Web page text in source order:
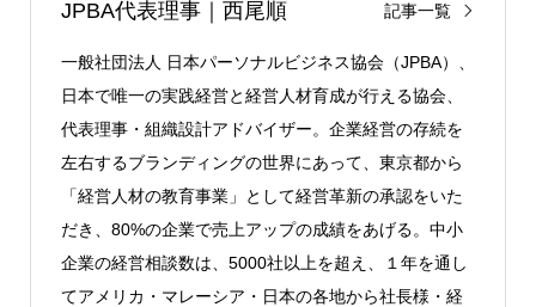
JPBA代表理事｜西尾順 記事一覧
一般社団法人 日本パーソナルビジネス協会（JPBA）、
日本で唯一の実践経営と経営人材育成が行える協会、
代表理事・組織設計アドバイザー。企業経営の存続を
左右するブランディングの世界にあって、東京都から
「経営人材の教育事業」として経営革新の承認をいた
だき、80%の企業で売上アップの成績をあげる。中小
企業の経営相談数は、5000社以上を超え、１年を通し
てアメリカ・マレーシア・日本の各地から社長様・経